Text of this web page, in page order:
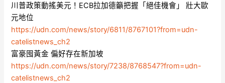
川普政策動搖美元！ECB拉加德籲把握「絕佳機會」 壯大歐
元地位
https://udn.com/news/story/6811/8767101?from=udn-
catelistnews_ch2
富豪囤黃金 偏好存在新加坡
https://udn.com/news/story/7238/8768547?from=udn-
catelistnews_ch2